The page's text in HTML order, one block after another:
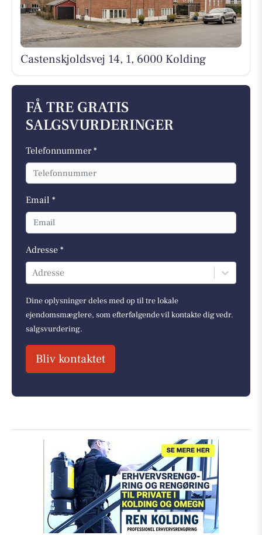
Castenskjoldsvej 14, 1, 6000 Kolding
FÅ TRE GRATIS
SALGSVURDERINGER
Telefonnummer *
Email *
Adresse *
Adresse
Dine oplysninger deles med op til tre lokale
ejendomsmæglere, som efterfølgende vil kontakte dig vedr.
salgsvurdering.
Bliv kontaktet